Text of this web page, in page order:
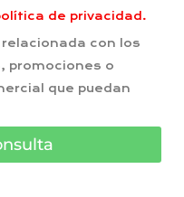
de privacidad.
con los
promociones o
que puedan